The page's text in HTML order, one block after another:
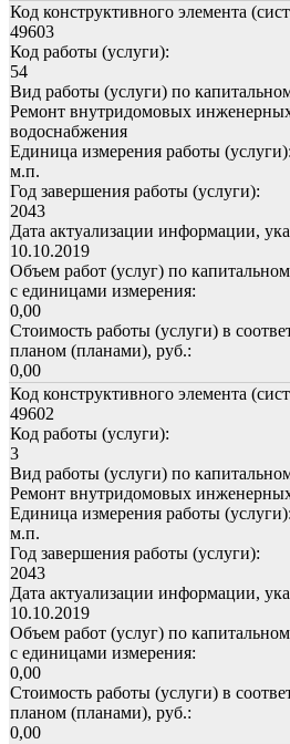
Код конструктивного элемента
49603
Код работы (услуги):
54
Вид работы (услуги) по
Ремонт внутридомовых
водоснабжения
Единица измерения работы (услуги):
м.п.
Год завершения работы (услуги):
2043
Дата актуализации информации,
10.10.2019
Объем работ (услуг) по
с единицами измерения:
0,00
Стоимость работы (услуги) в
планом (планами), руб.:
0,00
Код конструктивного элемента
49602
Код работы (услуги):
3
Вид работы (услуги) по
Ремонт внутридомовых
Единица измерения работы (услуги):
м.п.
Год завершения работы (услуги):
2043
Дата актуализации информации,
10.10.2019
Объем работ (услуг) по
с единицами измерения:
0,00
Стоимость работы (услуги) в
планом (планами), руб.:
0,00